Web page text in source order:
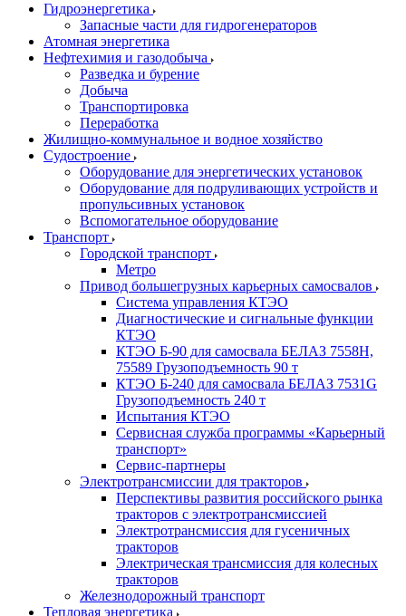
Гидроэнергетика
Запасные части для гидрогенераторов
Атомная энергетика
Нефтехимия и газодобыча
Разведка и бурение
Добыча
Транспортировка
Переработка
Жилищно-коммунальное и водное хозяйство
Судостроение
Оборудование для энергетических установок
Оборудование для подруливающих устройств и
пропульсивных установок
Вспомогательное оборудование
Транспорт
Городской транспорт
Метро
Привод большегрузных карьерных самосвалов
Система управления КТЭО
Диагностические и сигнальные функции
КТЭО
КТЭО Б-90 для самосвала БЕЛАЗ 7558H,
75589 Грузоподъемность 90 т
КТЭО Б-240 для самосвала БЕЛАЗ 7531G
Грузоподъемность 240 т
Испытания КТЭО
Сервисная служба программы «Карьерный
транспорт»
Сервис-партнеры
Электротрансмиссии для тракторов
Перспективы развития российского рынка
тракторов с электротрансмиссией
Электротрансмиссия для гусеничных
тракторов
Электрическая трансмиссия для колесных
тракторов
Железнодорожный транспорт
Тепловая энергетика